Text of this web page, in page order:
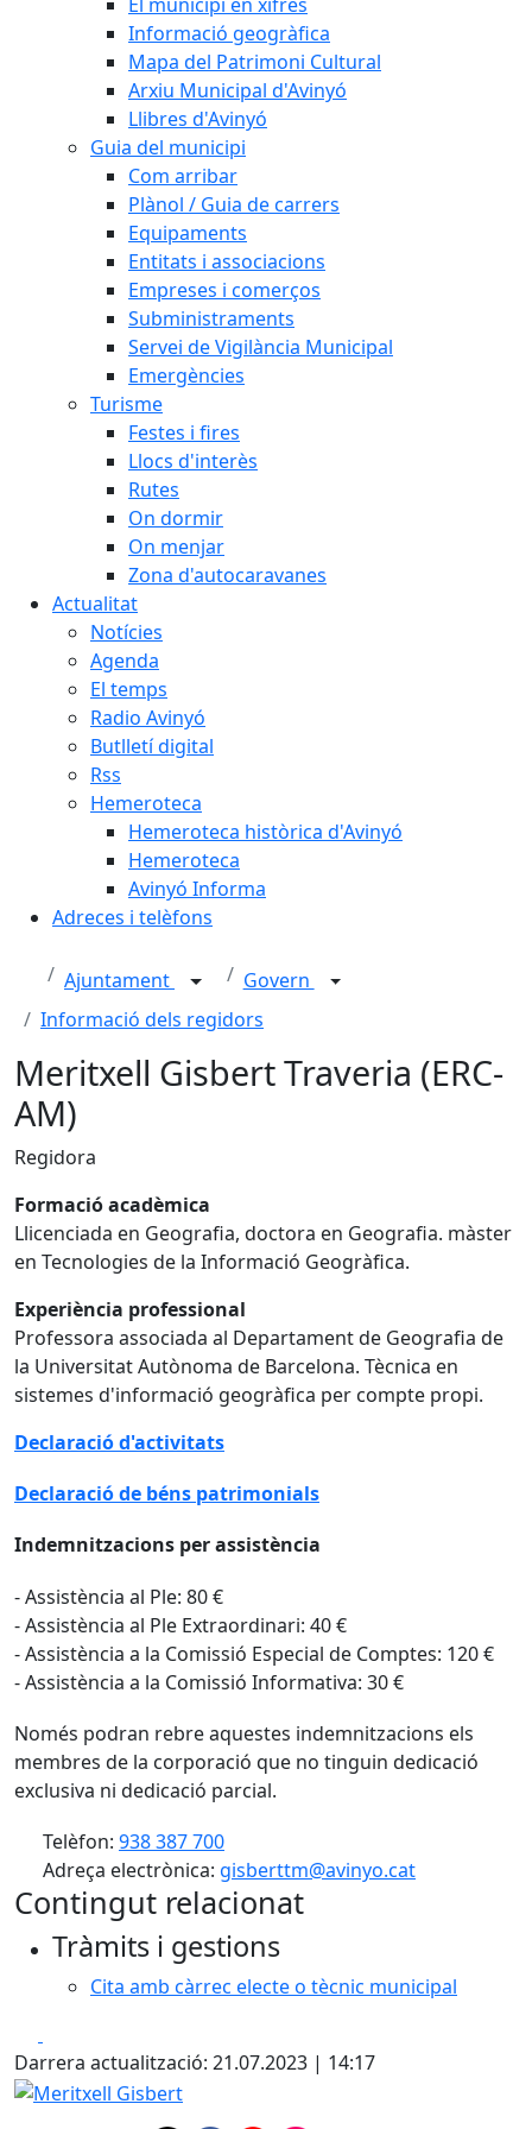
Informació geogràfica
Mapa del Patrimoni Cultural
Arxiu Municipal d'Avinyó
Llibres d'Avinyó
Guia del municipi
Com arribar
Plànol / Guia de carrers
Equipaments
Entitats i associacions
Empreses i comerços
Subministraments
Servei de Vigilància Municipal
Emergències
Turisme
Festes i fires
Llocs d'interès
Rutes
On dormir
On menjar
Zona d'autocaravanes
Actualitat
Notícies
Agenda
El temps
Radio Avinyó
Butlletí digital
Rss
Hemeroteca
Hemeroteca històrica d'Avinyó
Hemeroteca
Avinyó Informa
Adreces i telèfons
Ajuntament
Govern
Informació dels regidors
Meritxell Gisbert Traveria (ERC-
AM)
Regidora
Formació acadèmica
Llicenciada en Geografia, doctora en Geografia. màster
en Tecnologies de la Informació Geogràfica.
Experiència professional
Professora associada al Departament de Geografia de
la Universitat Autònoma de Barcelona. Tècnica en
sistemes d'informació geogràfica per compte propi.
Declaració d'activitats
Declaració de béns patrimonials
Indemnitzacions per assistència
- Assistència al Ple: 80 €
- Assistència al Ple Extraordinari: 40 €
- Assistència a la Comissió Especial de Comptes: 120 €
- Assistència a la Comissió Informativa: 30 €
Només podran rebre aquestes indemnitzacions els
membres de la corporació que no tinguin dedicació
exclusiva ni dedicació parcial.
Telèfon: 938 387 700
Adreça electrònica: gisberttm@avinyo.cat
Contingut relacionat
Tràmits i gestions
Cita amb càrrec electe o tècnic municipal
Darrera actualització: 21.07.2023 | 14:17
Meritxell Gisbert